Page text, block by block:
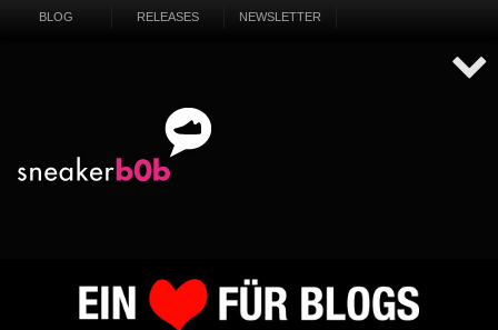
BLOG RELEASES NEWSLETTER